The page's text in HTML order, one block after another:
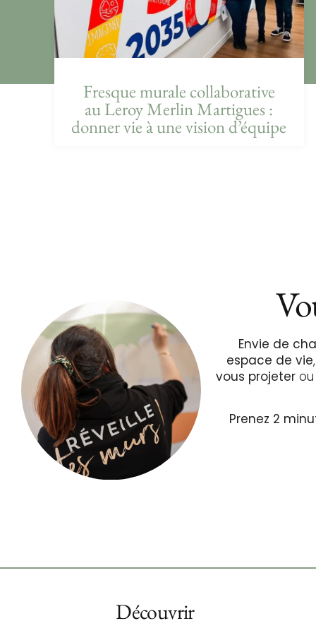
Fresque murale collaborative
au Leroy Merlin Martigues :
donner vie à une vision d’équipe
Envie de
espace de vie
vous projeter
Prenez 2
Découvrir